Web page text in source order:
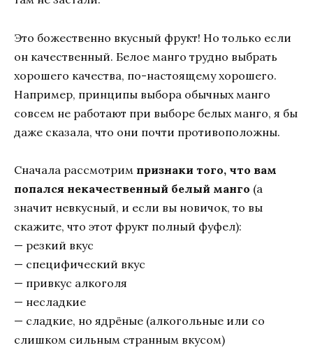
Это божественно вкусный фрукт! Но только если
он качественный. Белое манго трудно выбрать
хорошего качества, по-настоящему хорошего.
Например, принципы выбора обычных манго
совсем не работают при выборе белых манго, я бы
даже сказала, что они почти противоположны.
Сначала рассмотрим признаки того, что вам
попался некачественный белый манго (а
значит невкусный, и если вы новичок, то вы
скажите, что этот фрукт полный фуфел):
— резкий вкус
— специфический вкус
— привкус алкоголя
— несладкие
— сладкие, но ядрёные (алкогольные или со
слишком сильным странным вкусом)